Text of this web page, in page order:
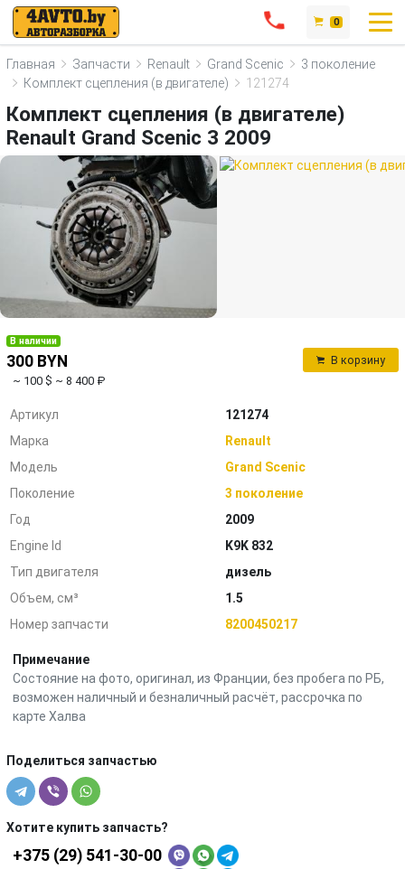
0
Главная Запчасти Renault Grand Scenic
3 поколение
Комплект сцепления (в двигателе)
121274
Комплект сцепления (в двигателе)
Renault Grand Scenic 3 2009
В наличии
300 BYN
~ 100 $ ~ 8 400 ₽
В корзину
Артикул
121274
Марка
Renault
Модель
Grand Scenic
Поколение
3 поколение
Год
2009
Engine Id
K9K 832
Тип двигателя
дизель
Объем, см³
1.5
Номер запчасти
8200450217
Примечание
Состояние на фото, оригинал, из Франции, без пробега по РБ,
возможен наличный и безналичный расчёт, рассрочка по
карте Халва
Поделиться запчастью
Хотите купить запчасть?
+375 (29) 541-30-00